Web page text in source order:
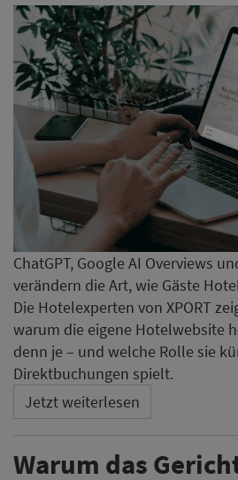
ChatGPT, Google AI Overviews
verändern die Art, wie Gäste
Die Hotelexperten von XPORT
warum die eigene Hotelwebsite
denn je – und welche Rolle sie
Direktbuchungen spielt.
Jetzt weiterlesen
Warum das